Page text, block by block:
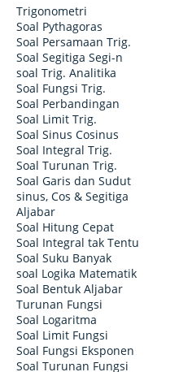
Trigonometri
Soal Pythagoras
Soal Persamaan Trig.
Soal Segitiga Segi-n
soal Trig. Analitika
Soal Fungsi Trig.
Soal Perbandingan
Soal Limit Trig.
Soal Sinus Cosinus
Soal Integral Trig.
Soal Turunan Trig.
Soal Garis dan Sudut
sinus, Cos & Segitiga
Aljabar
Soal Hitung Cepat
Soal Integral tak Tentu
Soal Suku Banyak
soal Logika Matematik
Soal Bentuk Aljabar
Turunan Fungsi
Soal Logaritma
Soal Limit Fungsi
Soal Fungsi Eksponen
Soal Turunan Fungsi